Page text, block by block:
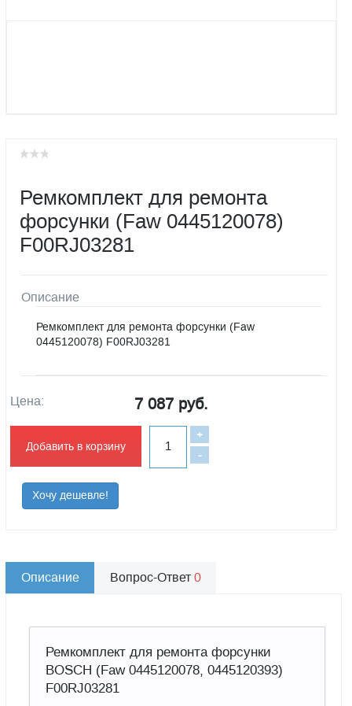
Ремкомплект для ремонта
форсунки (Faw 0445120078)
F00RJ03281
Описание
Ремкомплект для ремонта форсунки (Faw
0445120078) F00RJ03281
Цена: 7 087 руб.
Добавить в корзину
-
+
Хочу дешевле!
Описание Вопрос-Ответ0
Ремкомплект для ремонта форсунки
BOSCH (Faw 0445120078, 0445120393)
F00RJ03281